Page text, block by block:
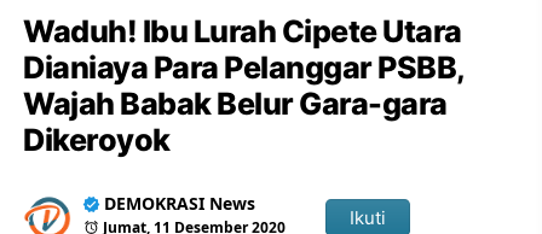
Waduh! Ibu Lurah Cipete Utara
Dianiaya Para Pelanggar PSBB,
Wajah Babak Belur Gara-gara
Dikeroyok
DEMOKRASI News
Jumat, 11 Desember 2020 Ikuti